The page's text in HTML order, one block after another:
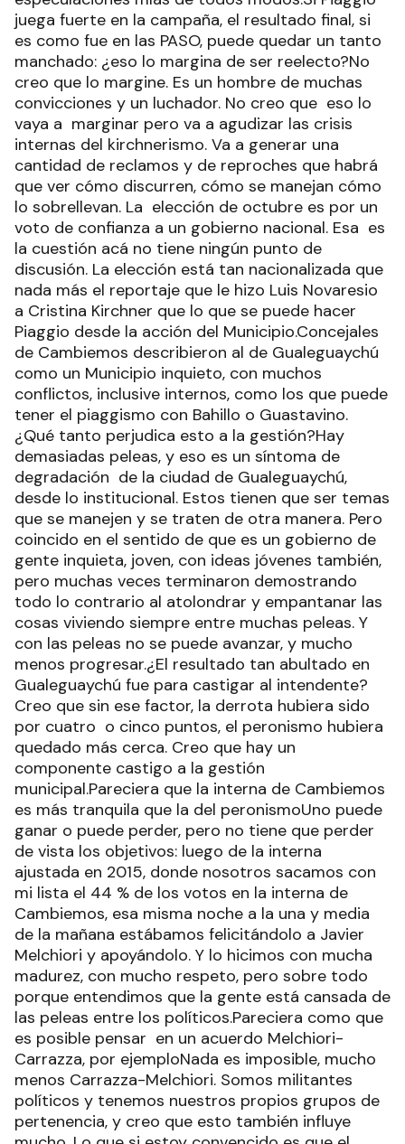
juega fuerte en la campaña, el resultado final, si
es como fue en las PASO, puede quedar un tanto
manchado: ¿eso lo margina de ser reelecto?No
creo que lo margine. Es un hombre de muchas
convicciones y un luchador. No creo que eso lo
vaya a marginar pero va a agudizar las crisis
internas del kirchnerismo. Va a generar una
cantidad de reclamos y de reproches que habrá
que ver cómo discurren, cómo se manejan cómo
lo sobrellevan. La elección de octubre es por un
voto de confianza a un gobierno nacional. Esa es
la cuestión acá no tiene ningún punto de
discusión. La elección está tan nacionalizada que
nada más el reportaje que le hizo Luis Novaresio
a Cristina Kirchner que lo que se puede hacer
Piaggio desde la acción del Municipio.Concejales
de Cambiemos describieron al de Gualeguaychú
como un Municipio inquieto, con muchos
conflictos, inclusive internos, como los que puede
tener el piaggismo con Bahillo o Guastavino.
¿Qué tanto perjudica esto a la gestión?Hay
demasiadas peleas, y eso es un síntoma de
degradación de la ciudad de Gualeguaychú,
desde lo institucional. Estos tienen que ser temas
que se manejen y se traten de otra manera. Pero
coincido en el sentido de que es un gobierno de
gente inquieta, joven, con ideas jóvenes también,
pero muchas veces terminaron demostrando
todo lo contrario al atolondrar y empantanar las
cosas viviendo siempre entre muchas peleas. Y
con las peleas no se puede avanzar, y mucho
menos progresar.¿El resultado tan abultado en
Gualeguaychú fue para castigar al intendente?
Creo que sin ese factor, la derrota hubiera sido
por cuatro o cinco puntos, el peronismo hubiera
quedado más cerca. Creo que hay un
componente castigo a la gestión
municipal.Pareciera que la interna de Cambiemos
es más tranquila que la del peronismoUno puede
ganar o puede perder, pero no tiene que perder
de vista los objetivos: luego de la interna
ajustada en 2015, donde nosotros sacamos con
mi lista el 44 % de los votos en la interna de
Cambiemos, esa misma noche a la una y media
de la mañana estábamos felicitándolo a Javier
Melchiori y apoyándolo. Y lo hicimos con mucha
madurez, con mucho respeto, pero sobre todo
porque entendimos que la gente está cansada de
las peleas entre los políticos.Pareciera como que
es posible pensar en un acuerdo Melchiori-
Carrazza, por ejemploNada es imposible, mucho
menos Carrazza-Melchiori. Somos militantes
políticos y tenemos nuestros propios grupos de
pertenencia, y creo que esto también influye